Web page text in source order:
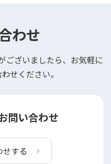
わせ
ございましたら、お気軽に
せください。
問い合わせ
せする